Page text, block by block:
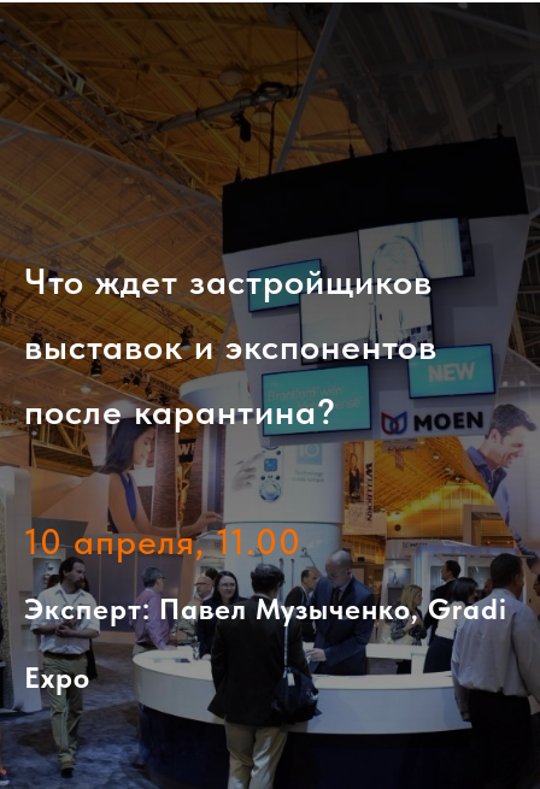
Что ждет застройщиков
выставок и экспонентов
после карантина?
10 апреля, 11.00
Эксперт: Павел Музыченко, Gradi
Expo